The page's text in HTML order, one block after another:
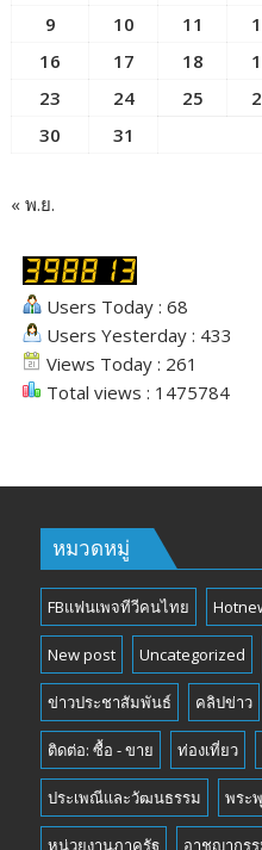
9
10 11
16
17 18
23
24 25
30
31
« พ.ย.
Users Today : 68
Users Yesterday : 433
Views Today : 261
Total views : 1475784
หมวดหมู่
FBแฟนเพจทีวีคนไทย
New post Uncategorized
ข่าวประชาสัมพันธ์ คลิปข่าว
ติดต่อ: ซื้อ - ขาย ท่องเที่ยว
ประเพณีและวัฒนธรรม พระ
หน่วยงานภาครัฐ อาชญากร